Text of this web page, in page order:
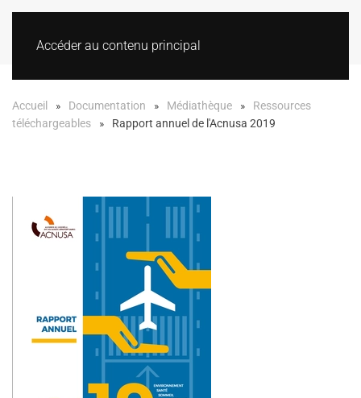
Accéder au contenu principal
Accueil Documentation Médiathèque
Ressources
téléchargeables
Rapport annuel de l'Acnusa 2019